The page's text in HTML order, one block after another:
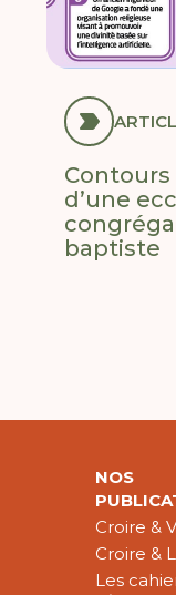
d’une
baptiste
NOS
Croire &
Croire &
Les